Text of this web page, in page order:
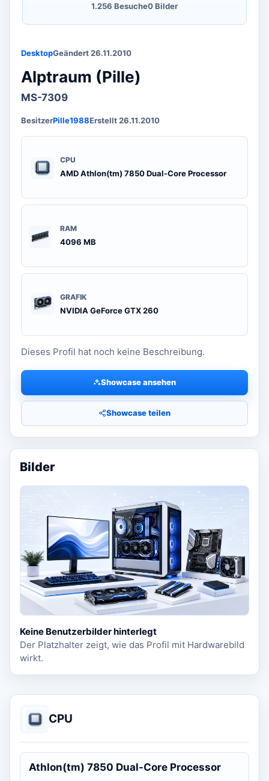
DesktopGeändert 26.11.2010
Alptraum (Pille)
MS-7309
BesitzerPille1988Erstellt 26.11.2010
CPU
AMD Athlon(tm) 7850 Dual-Core Processor
RAM
4096 MB
GRAFIK
NVIDIA GeForce GTX 260
Dieses Profil hat noch keine Beschreibung.
Showcase ansehen
Showcase teilen
1.256 Besuche0 Bilder
Bilder
Keine Benutzerbilder hinterlegt
Der Platzhalter zeigt, wie das Profil mit Hardwarebild
wirkt.
CPU
Athlon(tm) 7850 Dual-Core Processor